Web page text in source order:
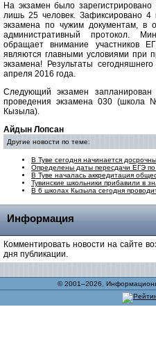
На экзамен было
лишь 25 человек. Зафиксировано 4
экзамена по чужим документам, в
административный протокол.
обращает внимание участников
являются главными условиями при
экзамена! Результаты
апреля 2016 года.
Следующий экзамен
проведения экзамена 030
Кызыла).
Айдын Лопсан
Другие новости по теме:
В Туве сегодня начинается
Определены даты пересдачи ЕГЭ по
В Туве началась аккредитация
Тувинские школьники прибавили в
В 6 школах Кызыла сегодня
Информация
Комментировать новости на сайте
дня публикации.
© 2001–2026,